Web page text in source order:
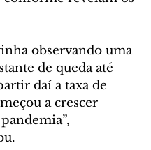
observando uma
de queda até
daí a taxa de
a crescer